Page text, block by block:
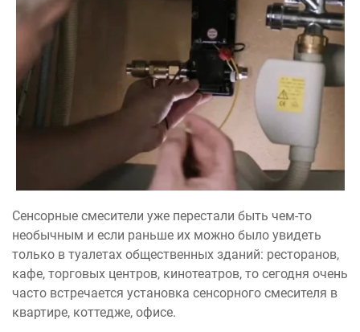
Сенсорные смесители уже перестали быть чем-то
необычным и если раньше их можно было увидеть
только в туалетах общественных зданий: ресторанов,
кафе, торговых центров, кинотеатров, то сегодня очень
часто встречается установка сенсорного смесителя в
квартире, коттедже, офисе.